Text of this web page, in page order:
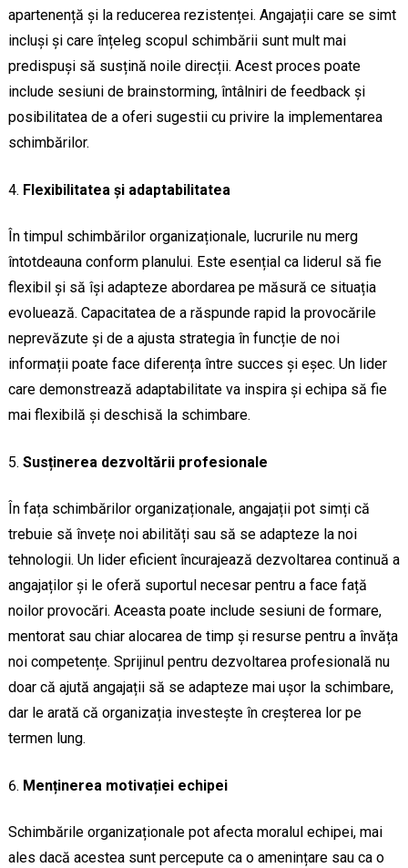
apartenență și la reducerea rezistenței. Angajații care se simt
incluși și care înțeleg scopul schimbării sunt mult mai
predispuși să susțină noile direcții. Acest proces poate
include sesiuni de brainstorming, întâlniri de feedback și
posibilitatea de a oferi sugestii cu privire la implementarea
schimbărilor.
Flexibilitatea și adaptabilitatea
În timpul schimbărilor organizaționale, lucrurile nu merg
întotdeauna conform planului. Este esențial ca liderul să fie
flexibil și să își adapteze abordarea pe măsură ce situația
evoluează. Capacitatea de a răspunde rapid la provocările
neprevăzute și de a ajusta strategia în funcție de noi
informații poate face diferența între succes și eșec. Un lider
care demonstrează adaptabilitate va inspira și echipa să fie
mai flexibilă și deschisă la schimbare.
Susținerea dezvoltării profesionale
În fața schimbărilor organizaționale, angajații pot simți că
trebuie să învețe noi abilități sau să se adapteze la noi
tehnologii. Un lider eficient încurajează dezvoltarea continuă a
angajaților și le oferă suportul necesar pentru a face față
noilor provocări. Aceasta poate include sesiuni de formare,
mentorat sau chiar alocarea de timp și resurse pentru a învăța
noi competențe. Sprijinul pentru dezvoltarea profesională nu
doar că ajută angajații să se adapteze mai ușor la schimbare,
dar le arată că organizația investește în creșterea lor pe
termen lung.
Menținerea motivației echipei
Schimbările organizaționale pot afecta moralul echipei, mai
ales dacă acestea sunt percepute ca o amenințare sau ca o